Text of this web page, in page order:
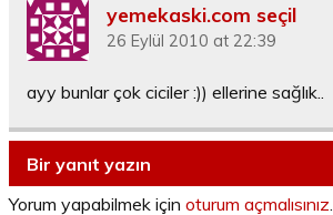
yemekaski.com seçil
26 Eylül 2010 at 22:39
ayy bunlar çok ciciler :)) ellerine sağlık..
Bir yanıt yazın
Yorum yapabilmek için oturum açmalısınız.